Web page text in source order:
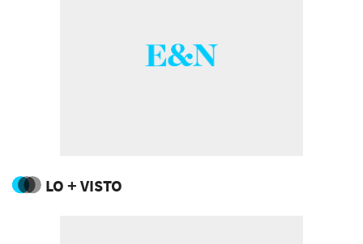
LO + VISTO